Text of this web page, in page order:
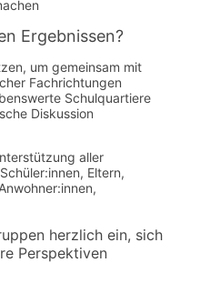
Ergebnissen?
um gemeinsam mit
Fachrichtungen
Schulquartiere
Diskussion
aller
Eltern,
herzlich ein, sich
Perspektiven